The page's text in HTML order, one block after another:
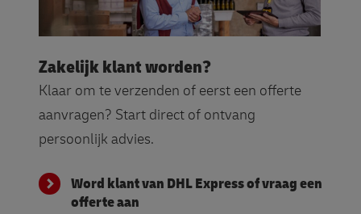
Zakelijk klant worden?
Klaar om te verzenden of eerst een offerte
aanvragen? Start direct of ontvang
persoonlijk advies.
Word klant van DHL Express of vraag een
offerte aan